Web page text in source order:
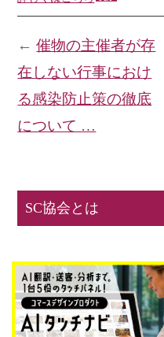
←催物の主催者が存
在しない行事におけ
る感染防止策の徹底
について …
SC協会とは